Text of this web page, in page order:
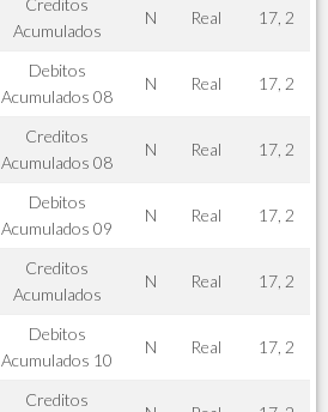
Creditos
Acumulados
N Real 17, 2
Debitos
Acumulados 08
N Real 17, 2
Creditos
Acumulados 08
N Real 17, 2
Debitos
Acumulados 09
N Real 17, 2
Creditos
Acumulados
N Real 17, 2
Debitos
Acumulados 10
N Real 17, 2
Creditos